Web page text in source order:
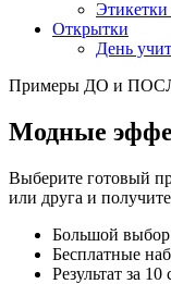
Открытки
День
Примеры ДО и
Модные
Выберите готовый
или друга и
Большой выбор
Бесплатные
Результат за 10